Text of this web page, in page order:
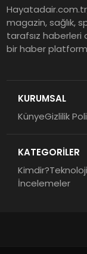
magazin, sağlık,
tarafsız haberleri
bir haber
KURUMSAL
KünyeGizlilik
KATEGORİLER
Kimdir?Teknoloji
İncelemeler